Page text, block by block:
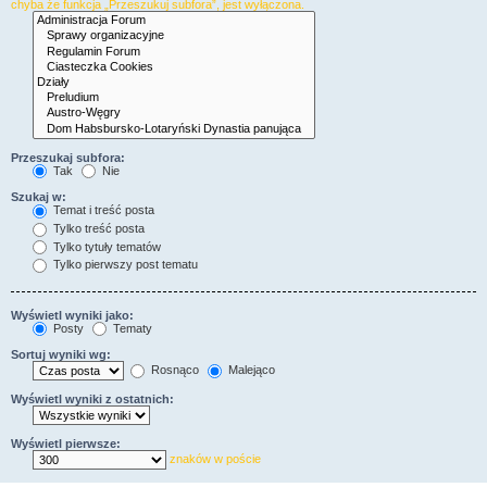
chyba że funkcja „Przeszukuj subfora”, jest wyłączona.
Przeszukaj subfora:
Tak
Nie
Szukaj w:
Temat i treść posta
Tylko treść posta
Tylko tytuły tematów
Tylko pierwszy post tematu
Wyświetl wyniki jako:
Posty
Tematy
Sortuj wyniki wg:
Rosnąco
Malejąco
Wyświetl wyniki z ostatnich:
Wyświetl pierwsze:
znaków w poście